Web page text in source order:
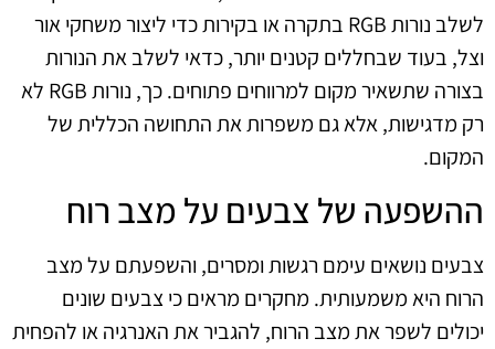
לשלב נורות RGB בתקרה או בקירות כדי ליצור משחקי אור
וצל, בעוד שבחללים קטנים יותר, כדאי לשלב את הנורות
בצורה שתשאיר מקום למרווחים פתוחים. כך, נורות RGB לא
רק מדגישות, אלא גם משפרות את התחושה הכללית של
המקום.
ההשפעה של צבעים על מצב רוח
צבעים נושאים עימם רגשות ומסרים, והשפעתם על מצב
הרוח היא משמעותית. מחקרים מראים כי צבעים שונים
יכולים לשפר את מצב הרוח, להגביר את האנרגיה או להפחית